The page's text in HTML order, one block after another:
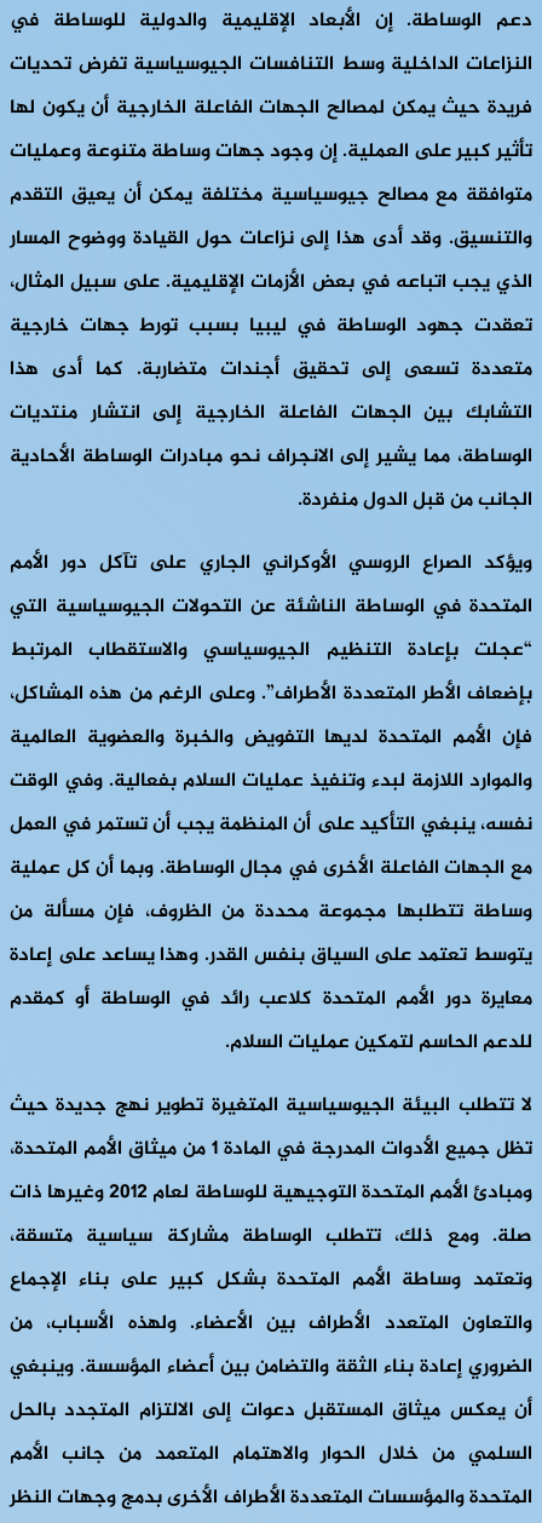
دعم الوساطة. إن الأبعاد الإقليمية والدولية للوساطة في
النزاعات الداخلية وسط التنافسات الجيوسياسية تفرض تحديات
فريدة حيث يمكن لمصالح الجهات الفاعلة الخارجية أن يكون لها
تأثير كبير على العملية. إن وجود جهات وساطة متنوعة وعمليات
متوافقة مع مصالح جيوسياسية مختلفة يمكن أن يعيق التقدم
والتنسيق. وقد أدى هذا إلى نزاعات حول القيادة ووضوح المسار
الذي يجب اتباعه في بعض الأزمات الإقليمية. على سبيل المثال،
تعقدت جهود الوساطة في ليبيا بسبب تورط جهات خارجية
متعددة تسعى إلى تحقيق أجندات متضاربة. كما أدى هذا
التشابك بين الجهات الفاعلة الخارجية إلى انتشار منتديات
الوساطة، مما يشير إلى الانجراف نحو مبادرات الوساطة الأحادية
الجانب من قبل الدول منفردة.
ويؤكد الصراع الروسي الأوكراني الجاري على تآكل دور الأمم
المتحدة في الوساطة الناشئة عن التحولات الجيوسياسية التي
“عجلت بإعادة التنظيم الجيوسياسي والاستقطاب المرتبط
بإضعاف الأطر المتعددة الأطراف”. وعلى الرغم من هذه المشاكل،
فإن الأمم المتحدة لديها التفويض والخبرة والعضوية العالمية
والموارد اللازمة لبدء وتنفيذ عمليات السلام بفعالية. وفي الوقت
نفسه، ينبغي التأكيد على أن المنظمة يجب أن تستمر في العمل
مع الجهات الفاعلة الأخرى في مجال الوساطة. وبما أن كل عملية
وساطة تتطلبها مجموعة محددة من الظروف، فإن مسألة من
يتوسط تعتمد على السياق بنفس القدر. وهذا يساعد على إعادة
معايرة دور الأمم المتحدة كلاعب رائد في الوساطة أو كمقدم
للدعم الحاسم لتمكين عمليات السلام.
لا تتطلب البيئة الجيوسياسية المتغيرة تطوير نهج جديدة حيث
تظل جميع الأدوات المدرجة في المادة 1 من ميثاق الأمم المتحدة،
ومبادئ الأمم المتحدة التوجيهية للوساطة لعام 2012 وغيرها ذات
صلة. ومع ذلك، تتطلب الوساطة مشاركة سياسية متسقة،
وتعتمد وساطة الأمم المتحدة بشكل كبير على بناء الإجماع
والتعاون المتعدد الأطراف بين الأعضاء. ولهذه الأسباب، من
الضروري إعادة بناء الثقة والتضامن بين أعضاء المؤسسة. وينبغي
أن يعكس ميثاق المستقبل دعوات إلى الالتزام المتجدد بالحل
السلمي من خلال الحوار والاهتمام المتعمد من جانب الأمم
المتحدة والمؤسسات المتعددة الأطراف الأخرى بدمج وجهات النظر